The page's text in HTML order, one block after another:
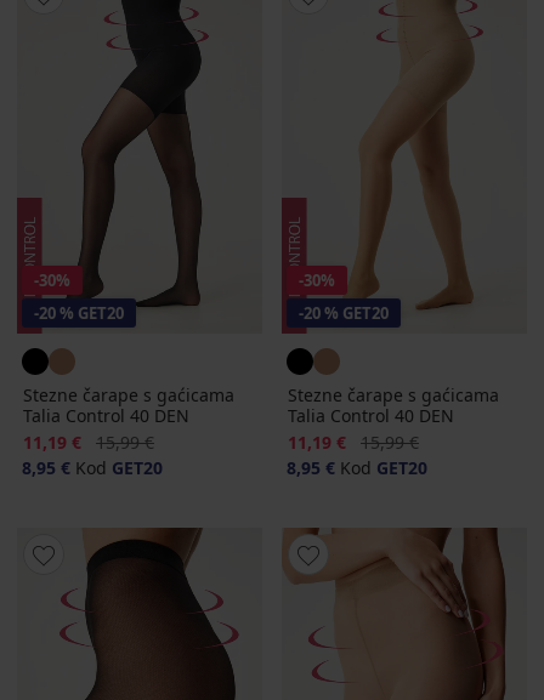
-30%
-20 % GET20
Stezne čarape s gaćicama
Talia Control 40 DEN
Popust
11,19 € Prvobitna cijena
15,99 €
8,95 € Kod GET20
-30%
-20 % GET20
Stezne čarape s gaćicama
Talia Control 40 DEN
Popust
11,19 € Prvobitna cijena
15,99 €
8,95 € Kod GET20